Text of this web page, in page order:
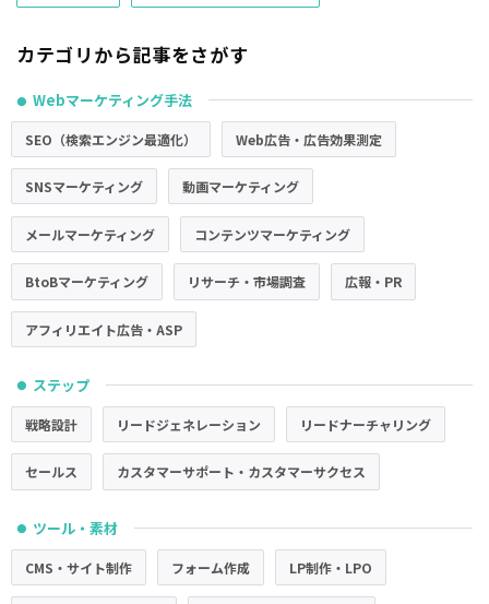
カテゴリから記事をさがす
● Webマーケティング手法
SEO（検索エンジン最適化） Web広告・広告効果測定
SNSマーケティング 動画マーケティング
メールマーケティング コンテンツマーケティング
BtoBマーケティング リサーチ・市場調査 広報・PR
アフィリエイト広告・ASP
● ステップ
戦略設計 リードジェネレーション リードナーチャリング
セールス カスタマーサポート・カスタマーサクセス
● ツール・素材
CMS・サイト制作 フォーム作成 LP制作・LPO